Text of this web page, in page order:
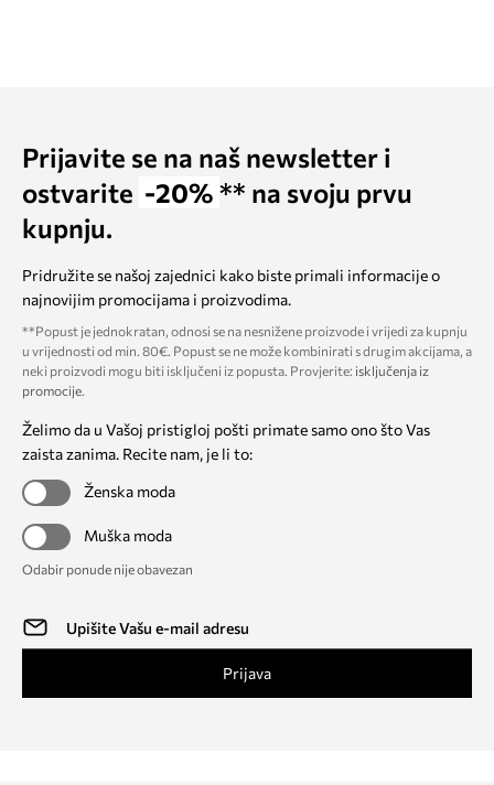
Prijavite se na naš newsletter i
ostvarite -20% ** na svoju prvu
kupnju.
Pridružite se našoj zajednici kako biste primali informacije o
najnovijim promocijama i proizvodima.
**Popust je jednokratan, odnosi se na nesnižene proizvode i vrijedi za kupnju
u vrijednosti od min. 80€. Popust se ne može kombinirati s drugim akcijama, a
neki proizvodi mogu biti isključeni iz popusta. Provjerite: isključenja iz
promocije.
Želimo da u Vašoj pristigloj pošti primate samo ono što Vas
zaista zanima. Recite nam, je li to:
Ženska moda
Muška moda
Odabir ponude nije obavezan
Prijava